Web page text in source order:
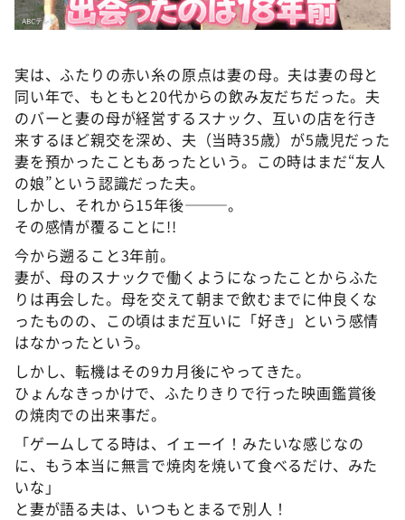
実は、ふたりの赤い糸の原点は妻の母。夫は妻の母と
同い年で、もともと20代からの飲み友だちだった。夫
のバーと妻の母が経営するスナック、互いの店を行き
来するほど親交を深め、夫（当時35歳）が5歳児だった
妻を預かったこともあったという。この時はまだ“友人
の娘”という認識だった夫。
しかし、それから15年後———。
その感情が覆ることに!!
今から遡ること3年前。
妻が、母のスナックで働くようになったことからふた
りは再会した。母を交えて朝まで飲むまでに仲良くな
ったものの、この頃はまだ互いに「好き」という感情
はなかったという。
しかし、転機はその9カ月後にやってきた。
ひょんなきっかけで、ふたりきりで行った映画鑑賞後
の焼肉での出来事だ。
「ゲームしてる時は、イェーイ！みたいな感じなの
に、もう本当に無言で焼肉を焼いて食べるだけ、みた
いな」
と妻が語る夫は、いつもとまるで別人！